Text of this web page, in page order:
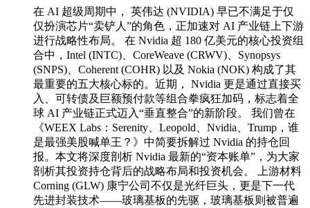
在 AI 超级周期中， 英伟达 (NVIDIA) 早已不满足于仅
仅扮演芯片“卖铲人”的角色，正加速对 AI 产业链上下游
进行战略性布局。 在 Nvidia 超 180 亿美元的核心投资组
合中，Intel (INTC)、CoreWeave (CRWV)、Synopsys
(SNPS)、Coherent (COHR) 以及 Nokia (NOK) 构成了其
最重要的五大核心标的。近期， Nvidia 更是通过直接买
入、可转债及巨额预付款等组合拳疯狂加码，标志着全
球 AI 产业链正式迈入“垂直整合”的新阶段。 我们曾在
《WEEX Labs：Serenity、Leopold、Nvidia、Trump，谁
是最强美股喊单王？》中简要拆解过 Nvidia 的持仓回
报。本文将深度剖析 Nvidia 最新的“资本账单”，为大家
剖析其投资持仓背后的战略布局和投资机会。 上游材料
Corning (GLW) 康宁公司不仅是光纤巨头，更是下一代
先进封装技术——玻璃基板的先驱，玻璃基板则被普遍